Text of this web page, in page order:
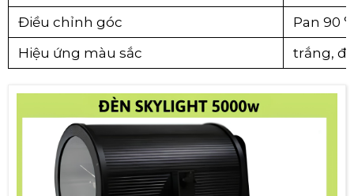
Điều chỉnh góc
Pan 90
Hiệu ứng màu sắc
trắng,